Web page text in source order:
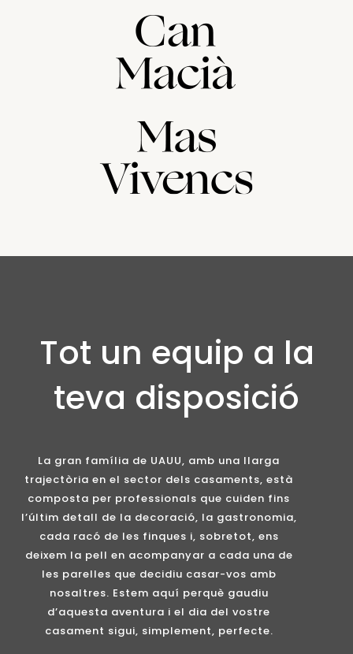
Tot un equip a la
teva disposició
La gran família de UAUU, amb una llarga
trajectòria en el sector dels casaments, està
composta per professionals que cuiden fins
l’últim detall de la decoració, la gastronomia,
cada racó de les finques i, sobretot, ens
deixem la pell en acompanyar a cada una de
les parelles que decidiu casar-vos amb
nosaltres. Estem aquí perquè gaudiu
d’aquesta aventura i el dia del vostre
casament sigui, simplement, perfecte.